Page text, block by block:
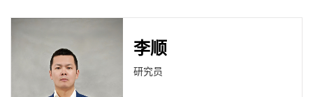
李顺
研究员